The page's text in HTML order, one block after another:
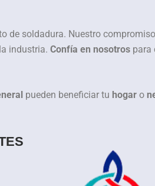
de soldadura. Nuestro
industria. Confía en nosotros para
pueden beneficiar tu hogar o